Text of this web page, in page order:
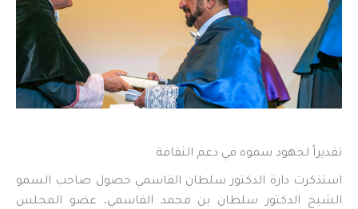
تقديراً لجهود سموه في دعم الثقافة
استذكرت دارة الدكتور سلطان القاسمي حصول صاحب السمو
الشيخ الدكتور سلطان بن محمد القاسمي، عضو المجلس